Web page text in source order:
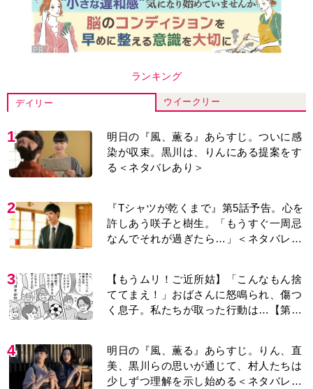
ランキング
デイリー ウイークリー
1
明日の『風、薫る』あらすじ。ついに感
染が収束。黒川は、りんにある提案をす
る＜ネタバレあり＞
2
『Tシャツが乾くまで』第5話予告。心を
許しあう咲子と樹生。「もうすぐ一周忌
なんでそれが過ぎたら…」＜ネタバレあ
3
【もうムリ！ご近所姑】「こんなもん捨
ててまえ！」おばさんに怒鳴られ、傷つ
く息子。私たちが取った行動は…【第3
4
明日の『風、薫る』あらすじ。りん、直
美、黒川らの思いが通じて、村人たちは
少しずつ理解を示し始める＜ネタバレあ